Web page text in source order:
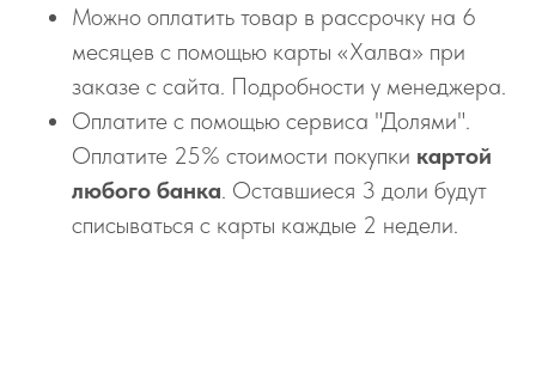
Можно оплатить товар в рассрочку на 6
месяцев с помощью карты «Халва» при
заказе с сайта. Подробности у менеджера.
Оплатите с помощью сервиса "Долями".
Оплатите 25% стоимости покупки картой
любого банка . Оставшиеся 3 доли будут
списываться с карты каждые 2 недели.